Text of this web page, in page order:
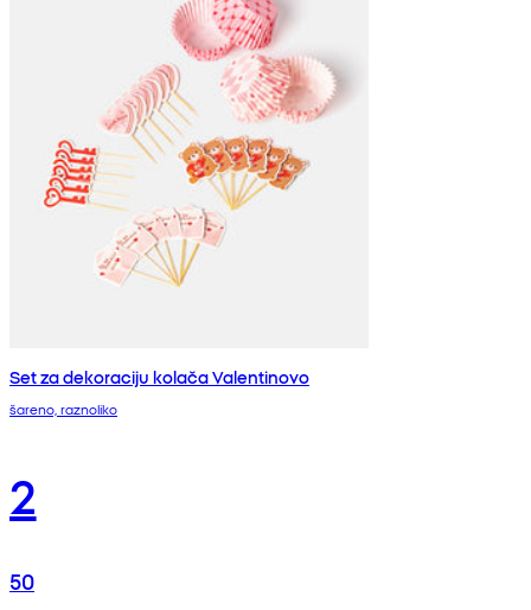
Set za dekoraciju kolača Valentinovo
šareno, raznoliko
2
50